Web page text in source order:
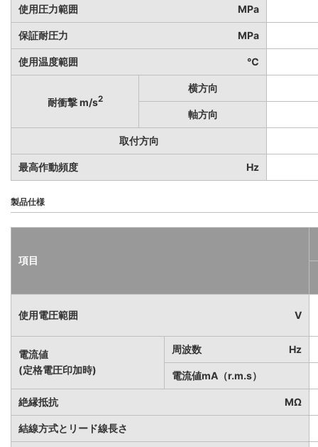
使用圧力範囲 MPa
保証耐圧力 MPa
使用温度範囲 ℃
耐衝撃 m/s2
横方向
軸方向
取付方向
最高作動頻度 Hz
製品仕様
項目
使用電圧範囲 V
電流値
(定格電圧印加時)
周波数 Hz
電流値mA（r.m.s）
絶縁抵抗 MΩ
結線方式とリード線長さ